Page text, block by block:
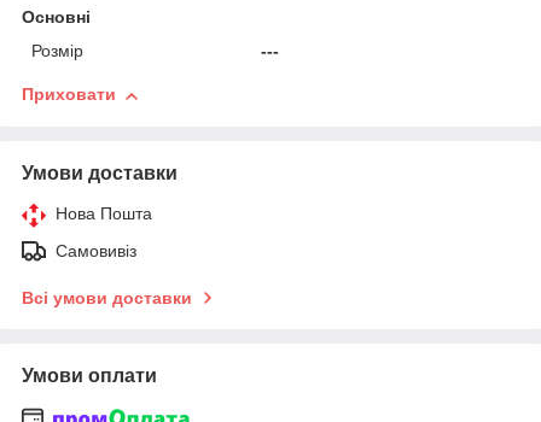
Основні
Розмір
---
Приховати
Умови доставки
Нова Пошта
Самовивіз
Всі умови доставки
Умови оплати